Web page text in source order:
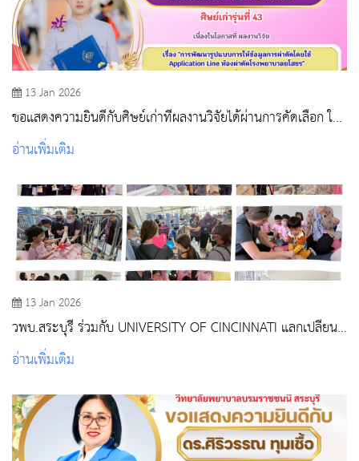
13 Jan 2026
ขอแสดงความยินดีกับศิษย์เก่าที่ผลงานวิจัยได้ผ่านการคัดเลือก ให้
จัดแสดงในการสัมมนาวิชาการประจำปี 2569
อ่านเพิ่มเติม
13 Jan 2026
วพบ.สระบุรี ร่วมกับ UNIVERSITY OF CINCINNATI แลกเปลี่ยน
เรียนรู้ด้านการพยาบาล พร้อมให้บริการวิชาการแก่ชุมชน
อ่านเพิ่มเติม